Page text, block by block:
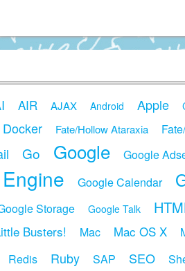
AIR AJAX Android Apple
Docker Fate/Hollow Ataraxia
Go Google Google
Google Calendar
Storage Google Talk
Busters! Mac Mac OS X
Redis Ruby SAP SEO